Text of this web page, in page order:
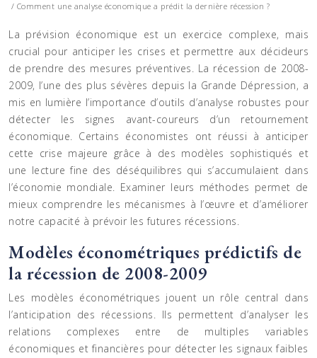
/ Comment une analyse économique a prédit la dernière récession ?
La prévision économique est un exercice complexe, mais
crucial pour anticiper les crises et permettre aux décideurs
de prendre des mesures préventives. La récession de 2008-
2009, l’une des plus sévères depuis la Grande Dépression, a
mis en lumière l’importance d’outils d’analyse robustes pour
détecter les signes avant-coureurs d’un retournement
économique. Certains économistes ont réussi à anticiper
cette crise majeure grâce à des modèles sophistiqués et
une lecture fine des déséquilibres qui s’accumulaient dans
l’économie mondiale. Examiner leurs méthodes permet de
mieux comprendre les mécanismes à l’œuvre et d’améliorer
notre capacité à prévoir les futures récessions.
Modèles économétriques prédictifs de
la récession de 2008-2009
Les modèles économétriques jouent un rôle central dans
l’anticipation des récessions. Ils permettent d’analyser les
relations complexes entre de multiples variables
économiques et financières pour détecter les signaux faibles